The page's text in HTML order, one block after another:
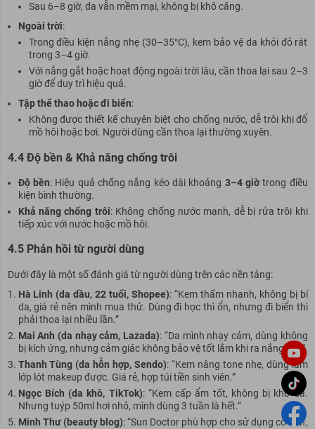
Sau 6–8 giờ, da vẫn mềm mại, không bị khô căng.
Ngoài trời:
Trong điều kiện nắng nhẹ (30–35°C), kem bảo vệ da khỏi đỏ rát
trong 3–4 giờ.
Với nắng gắt hoặc hoạt động ngoài trời lâu, cần thoa lại sau 2–3
giờ để duy trì hiệu quả.
Tập thể thao hoặc đi biển:
Không được thiết kế chuyên biệt cho chống nước, dễ trôi khi đổ
mồ hôi hoặc bơi. Người dùng cần thoa lại thường xuyên.
4.4 Độ bền & Khả năng chống trôi
Độ bền: Hiệu quả chống nắng kéo dài khoảng 3–4 giờtrong điều
kiện bình thường.
Khả năng chống trôi: Không chống nước mạnh, dễ bị rửa trôi khi
tiếp xúc với nước hoặc mồ hôi.
4.5 Phản hồi từ người dùng
Dưới đây là một số đánh giá từ người dùng trên các nền tảng:
Hà Linh (da dầu, 22 tuổi, Shopee): “Kem thấm nhanh, không bị bí
da, giá rẻ nên mình mua thử. Dùng đi học thì ổn, nhưng đi biển thì
phải thoa lại nhiều lần.”
Mai Anh (da nhạy cảm, Lazada): “Da mình nhạy cảm, dùng không
bị kích ứng, nhưng cảm giác không bảo vệ tốt lắm khi ra nắng lâu.”
Thanh Tùng (da hỗn hợp, Sendo): “Kem nâng tone nhẹ, dùng làm
lớp lót makeup được. Giá rẻ, hợp túi tiền sinh viên.”
Ngọc Bích (da khô, TikTok): “Kem cấp ẩm tốt, không bị khô da.
Nhưng tuýp 50ml hơi nhỏ, mình dùng 3 tuần là hết.”
Minh Thư (beauty blog): “Sun Doctor phù hợp cho sử dụng cơ bản,